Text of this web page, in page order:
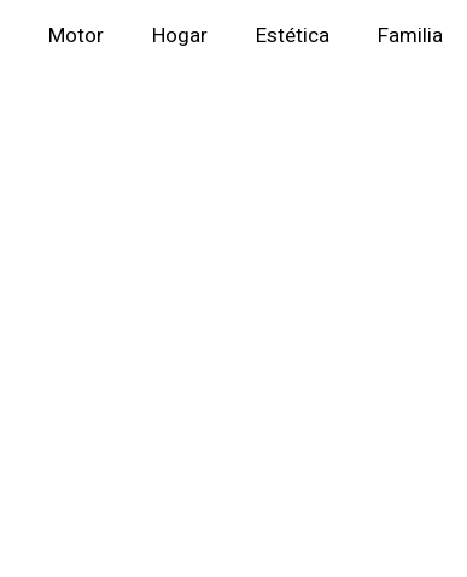
Motor Hogar Estética Familia